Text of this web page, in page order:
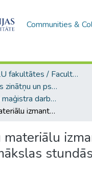
Communities &
B4 – LU fakultātes / Faculties of the UL
A -- Izglītības zinātņu un psiholoģijas fakultāte / Faculty of Education Sciences and Psychology
Bakalaura un maģistra darbi (PPMF) / Bachelor's and Master's theses
Otrreizēju materiālu izmantošana vizuālās mākslas stundās 5. klasē